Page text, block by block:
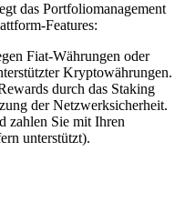
das Portfoliomanagement
Features:
Fiat-Währungen oder
Kryptowährungen.
durch das Staking
der Netzwerksicherheit.
zahlen Sie mit Ihren
unterstützt).